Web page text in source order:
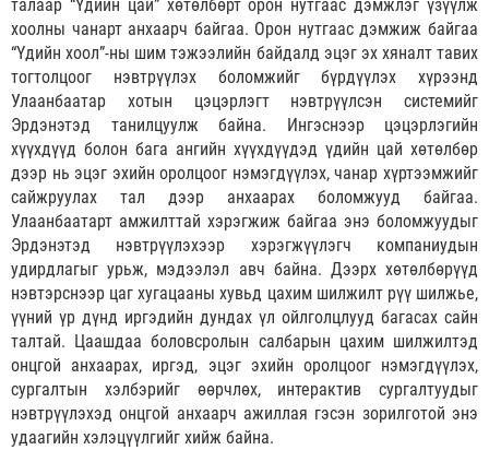
талаар “Үдийн цай” хөтөлбөрт орон нутгаас дэмжлэг үзүүлж
хоолны чанарт анхаарч байгаа. Орон нутгаас дэмжиж байгаа
“Үдийн хоол”-ны шим тэжээлийн байдалд эцэг эх хяналт тавих
тогтолцоог нэвтрүүлэх боломжийг бүрдүүлэх хүрээнд
Улаанбаатар хотын цэцэрлэгт нэвтрүүлсэн системийг
Эрдэнэтэд танилцуулж байна. Ингэснээр цэцэрлэгийн
хүүхдүүд болон бага ангийн хүүхдүүдэд үдийн цай хөтөлбөр
дээр нь эцэг эхийн оролцоог нэмэгдүүлэх, чанар хүртээмжийг
сайжруулах тал дээр анхаарах боломжууд байгаа.
Улаанбаатарт амжилттай хэрэгжиж байгаа энэ боломжуудыг
Эрдэнэтэд нэвтрүүлэхээр хэрэгжүүлэгч компаниудын
удирдлагыг урьж, мэдээлэл авч байна. Дээрх хөтөлбөрүүд
нэвтэрснээр цаг хугацааны хувьд цахим шилжилт рүү шилжье,
үүний үр дүнд иргэдийн дундах үл ойлголцлууд багасах сайн
талтай. Цаашдаа боловсролын салбарын цахим шилжилтэд
онцгой анхаарах, иргэд, эцэг эхийн оролцоог нэмэгдүүлэх,
сургалтын хэлбэрийг өөрчлөх, интерактив сургалтуудыг
нэвтрүүлэхэд онцгой анхаарч ажиллая гэсэн зорилготой энэ
удаагийн хэлэцүүлгийг хийж байна.